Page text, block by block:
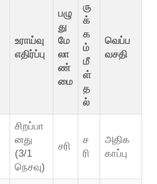
உராய்வு
எதிர்ப்பு
பழு
து
மே
லா
ண்
மை
ரு
க்
க
ம்
மீ
ள்
த
ல்
வெப்ப
வசதி
சிறப்பா
னது
(3/1
நெசவு)
சரி
ச
ரி
அதிக
காப்பு